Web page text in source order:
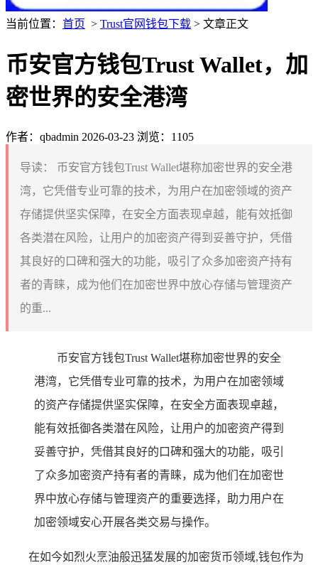
当前位置： 首页 > Trust官网钱包下载 > 文章正文
币安官方钱包Trust Wallet，加
密世界的安全港湾
作者：qbadmin 2026-03-23 浏览：1105
导读：
币安官方钱包Trust Wallet堪称加密世界的安全港
湾，它凭借专业可靠的技术，为用户在加密领域的资产
存储提供坚实保障，在安全方面表现卓越，能有效抵御
各类潜在风险，让用户的加密资产得到妥善守护，凭借
其良好的口碑和强大的功能，吸引了众多加密资产持有
者的青睐，成为他们在加密世界中放心存储与管理资产
的重...
币安官方钱包Trust Wallet堪称加密世界的安全
港湾，它凭借专业可靠的技术，为用户在加密领域
的资产存储提供坚实保障，在安全方面表现卓越，
能有效抵御各类潜在风险，让用户的加密资产得到
妥善守护，凭借其良好的口碑和强大的功能，吸引
了众多加密资产持有者的青睐，成为他们在加密世
界中放心存储与管理资产的重要选择，助力用户在
加密领域安心开展各类交易与操作。
在如今如烈火烹油般迅猛发展的加密货币领域,钱包作为